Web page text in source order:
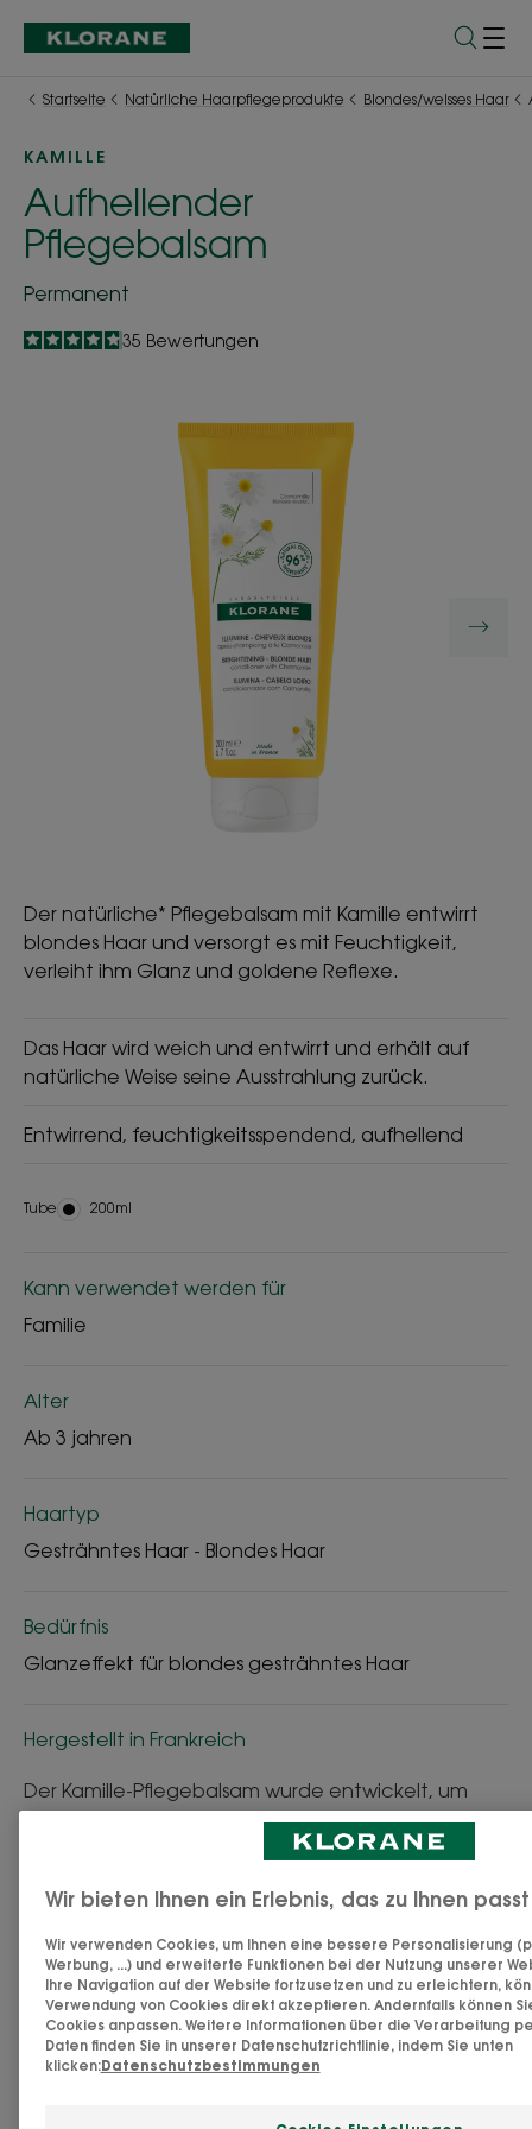
Startseite Natürliche Haarpflegeprodukte Blondes/weisses Haar
KAMILLE
Aufhellender
Pflegebalsam
Permanent
4.8
/
5
35 Bewertungen
Der natürliche* Pflegebalsam mit Kamille entwirrt
blondes Haar und versorgt es mit Feuchtigkeit,
verleiht ihm Glanz und goldene Reflexe.
Das Haar wird weich und entwirrt und erhält auf
natürliche Weise seine Ausstrahlung zurück.
Entwirrend, feuchtigkeitsspendend, aufhellend
Tube Tube
200ml
Kann verwendet werden für
Familie
Alter
Ab 3 jahren
Haartyp
Gesträhntes Haar - Blondes Haar
Bedürfnis
Glanzeffekt für blondes gesträhntes Haar
Hergestellt in Frankreich
Der Kamille-Pflegebalsam wurde entwickelt, um
naturblondes, gefärbtes oder gesträhntes Haar ab
3 Jahren zu pflegen. Wir haben die Art Matricaria
recutita L. ausgewählt, weil sie reich an Apigenin
ist, einem pflanzlichen Wirkstoff mit aufhellender
Wirkung, der Blondtönen einen schönen,
natürlichen goldenen Schimmer verleiht. Diese
natürliche Pflege*, die als Ergänzung zum
Kamillenshampoo verwendet wird, spendet
Feuchtigkeit, entwirrt und bringt lichtbedürftiges
Wir bieten Ihnen ein Erlebnis, das zu Ihnen
Wir verwenden Cookies, um Ihnen eine bessere Personalisierung
Werbung, ...) und erweiterte Funktionen bei der Nutzung unserer
Ihre Navigation auf der Website fortzusetzen und zu erleichtern,
Verwendung von Cookies direkt akzeptieren. Andernfalls können
Cookies anpassen. Weitere Informationen über die Verarbeitung
Daten finden Sie in unserer Datenschutzrichtlinie, indem Sie unten
klicken:Datenschutzbestimmungen